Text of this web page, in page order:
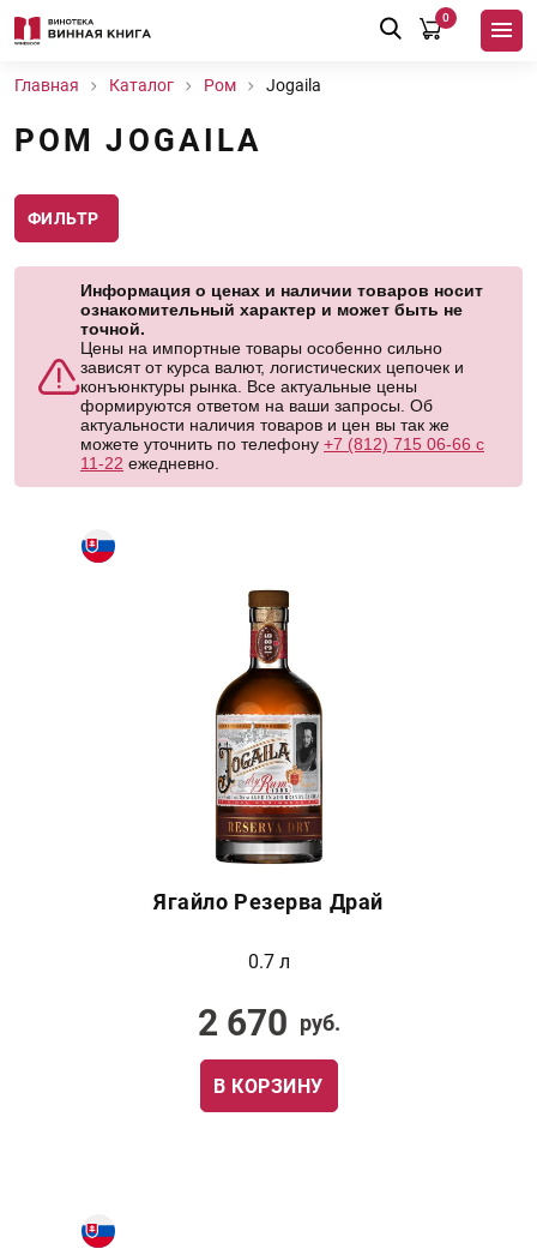
0
Главная Каталог Ром Jogaila
РОМ JOGAILA
ФИЛЬТР
Информация о ценах и наличии товаров носит
ознакомительный характер и может быть не
точной.
Цены на импортные товары особенно сильно
зависят от курса валют, логистических цепочек и
конъюнктуры рынка. Все актуальные цены
формируются ответом на ваши запросы. Об
актуальности наличия товаров и цен вы так же
можете уточнить по телефону +7 (812) 715 06-66 с
11-22 ежедневно.
Ягайло Резерва Драй
0.7 л
2 670 руб.
В КОРЗИНУ